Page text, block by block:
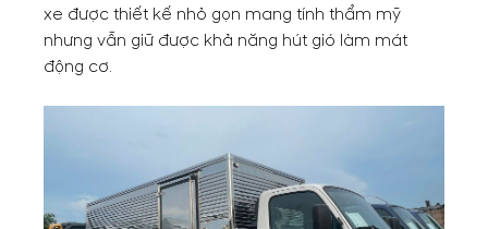
xe được thiết kế nhỏ gọn mang tính thẩm mỹ
nhưng vẫn giữ được khả năng hút gió làm mát
động cơ.